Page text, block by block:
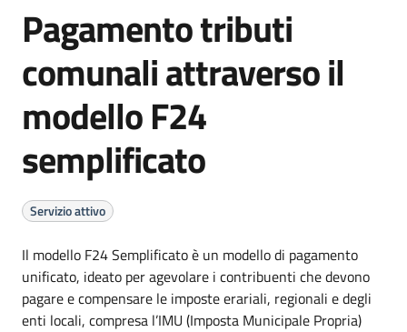
Pagamento tributi
comunali attraverso il
modello F24
semplificato
Servizio attivo
Il modello F24 Semplificato è un modello di pagamento
unificato, ideato per agevolare i contribuenti che devono
pagare e compensare le imposte erariali, regionali e degli
enti locali, compresa l’IMU (Imposta Municipale Propria)